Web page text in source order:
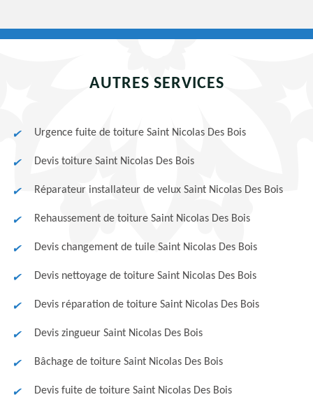
AUTRES SERVICES
Urgence fuite de toiture Saint Nicolas Des Bois
Devis toiture Saint Nicolas Des Bois
Réparateur installateur de velux Saint Nicolas Des Bois
Rehaussement de toiture Saint Nicolas Des Bois
Devis changement de tuile Saint Nicolas Des Bois
Devis nettoyage de toiture Saint Nicolas Des Bois
Devis réparation de toiture Saint Nicolas Des Bois
Devis zingueur Saint Nicolas Des Bois
Bâchage de toiture Saint Nicolas Des Bois
Devis fuite de toiture Saint Nicolas Des Bois